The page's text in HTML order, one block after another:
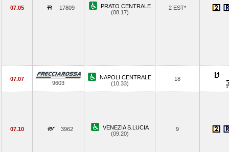
07.05 17809
PRATO CENTRALE
(08.17)
2 EST*
07.07
9603
NAPOLI CENTRALE
(10.33)
18
07.10 3962
VENEZIA S.LUCIA
(09.20)
9